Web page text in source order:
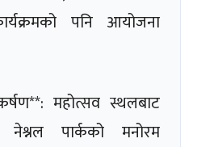
पनि आयोजना
महोत्सव स्थलबाट
नेश्नल पार्कको मनोरम